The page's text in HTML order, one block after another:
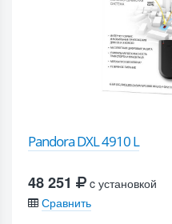
Pandora DXL 4910 L
48 251
c установкой
Сравнить